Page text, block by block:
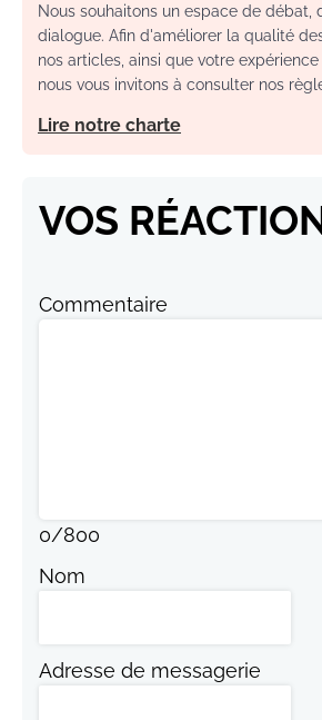
Nous souhaitons un espace de débat,
dialogue. Afin d'améliorer la qualité
nos articles, ainsi que votre
nous vous invitons à consulter nos
Lire notre charte
VOS
Commentaire
0/800
Nom
Adresse de messagerie